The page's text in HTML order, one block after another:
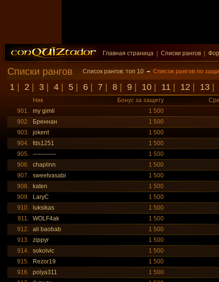
Главная страница Списки рангов
Списки рангов Список рангов: топ 10 Список рангов по
1 2 3 4 5 6 7 8 9 10 11 12 13
Ник Бонус за защиту
901. my gimli
1 500
902.
Бреннан
1 500
903. jokent
1 500
904. fds1251
1 500
905. ------------
1 500
906. chaplinn
1 500
907. sweetvasabi
1 500
908.
katen
1 500
909.
LaryC
1 500
910.
luksikas
1 500
911. WOLF4ak
1 500
912. ali baobab
1 500
913. zippyr
1 500
914. sokolvic
1 500
915.
Rezor19
1 500
916. polya311
1 500